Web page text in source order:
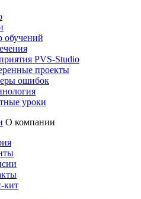
обучений
PVS-Studio
проекты
ошибок
уроки
О компании
кит